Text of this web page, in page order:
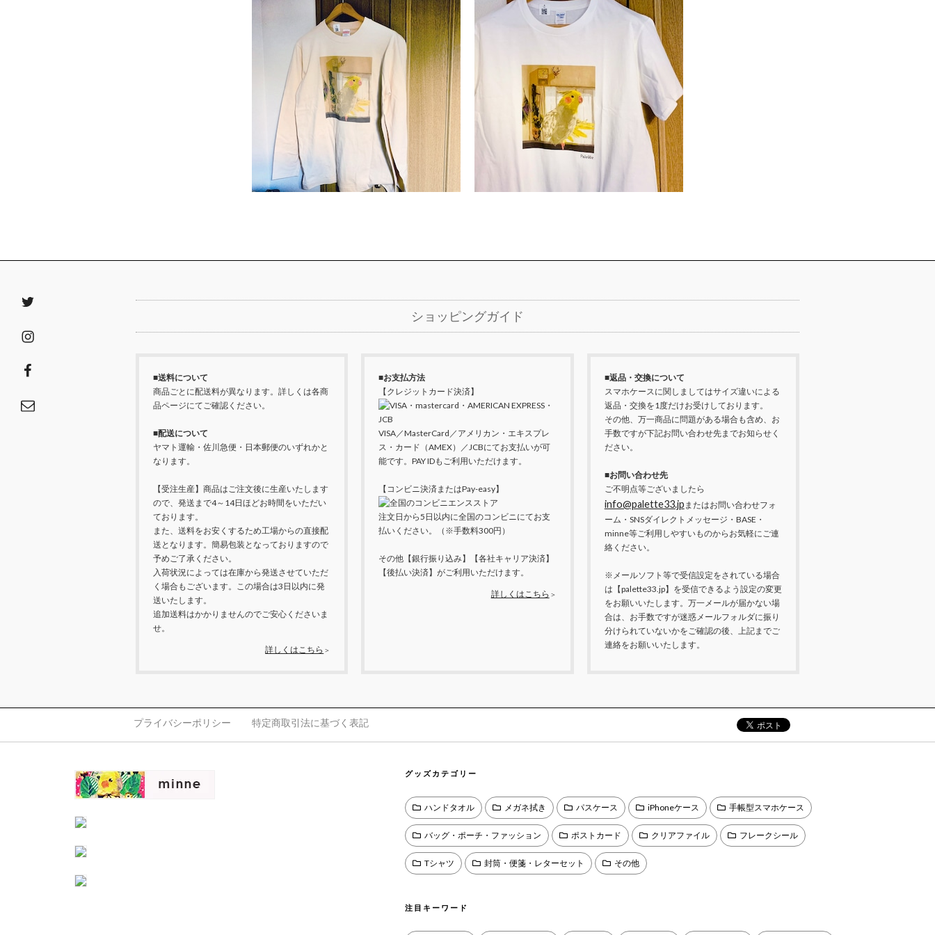
ショッピングガイド
■送料について
商品ごとに配送料が異なります。詳しくは各商
品ページにてご確認ください。
■配送について
ヤマト運輸・佐川急便・日本郵便のいずれかと
なります。
【受注生産】商品はご注文後に生産いたします
ので、発送まで4～14日ほどお時間をいただい
ております。
また、送料をお安くするため工場からの直接配
送となります。簡易包装となっておりますので
予めご了承ください。
入荷状況によっては在庫から発送させていただ
く場合もございます。この場合は3日以内に発
送いたします。
追加送料はかかりませんのでご安心くださいま
せ。
詳しくはこちら ＞
■お支払方法
【クレジットカード決済】
VISA／MasterCard／アメリカン・エキスプレ
ス・カード（AMEX）／JCBにてお支払いが可
能です。PAY IDもご利用いただけます。
【コンビニ決済またはPay-easy】
注文日から5日以内に全国のコンビニにてお支
払いください。（※手数料300円）
その他【銀行振り込み】【各社キャリア決済】
【後払い決済】がご利用いただけます。
詳しくはこちら ＞
■返品・交換について
スマホケースに関しましてはサイズ違いによる
返品・交換を1度だけお受けしております。
その他、万一商品に問題がある場合も含め、お
手数ですが下記お問い合わせ先までお知らせく
ださい。
■お問い合わせ先
ご不明点等ございましたら
info@palette33.jp またはお問い合わせフォ
ーム・SNSダイレクトメッセージ・BASE・
minne等ご利用しやすいものからお気軽にご連
絡ください。
※メールソフト等で受信設定をされている場合
は【palette33.jp】を受信できるよう設定の変更
をお願いいたします。万一メールが届かない場
合は、お手数ですが迷惑メールフォルダに振り
分けられていないかをご確認の後、上記までご
連絡をお願いいたします。
プライバシーポリシー 特定商取引法に基づく表記
グッズカテゴリー
ハンドタオル メガネ拭き パスケース iPhoneケース 手帳型スマホケース
バッグ・ポーチ・ファッション ポストカード クリアファイル フレークシール
Tシャツ 封筒・便箋・レターセット その他
注目キーワード
Twitter
Instagram
facebook
Email